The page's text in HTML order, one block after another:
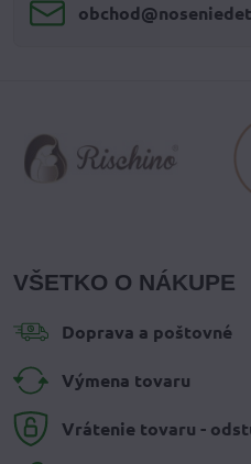
VŠETKO O NÁKUPE
Doprava a poštovné
Výmena tovaru
Vrátenie tovaru -